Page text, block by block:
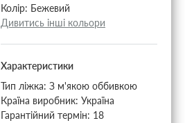
Колір: Бежевий
Дивитись інші кольори
Характеристики
Тип ліжка: З м'якою оббивкою
Країна виробник: Україна
Гарантійний термін: 18